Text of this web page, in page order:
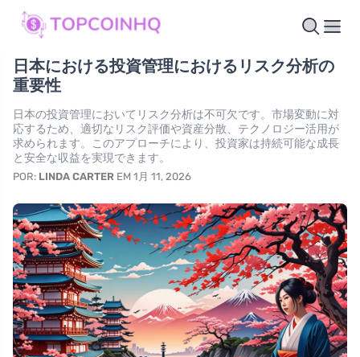
日本における投資管理におけるリスク分析の
重要性
日本の投資管理においてリスク分析は不可欠です。市場変動に対
応するため、適切なリスク評価や資産分散、テクノロジー活用が
求められます。このアプローチにより、投資家は持続可能な成長
と安全な収益を実現できます。
POR: LINDA CARTER EM 1月 11, 2026